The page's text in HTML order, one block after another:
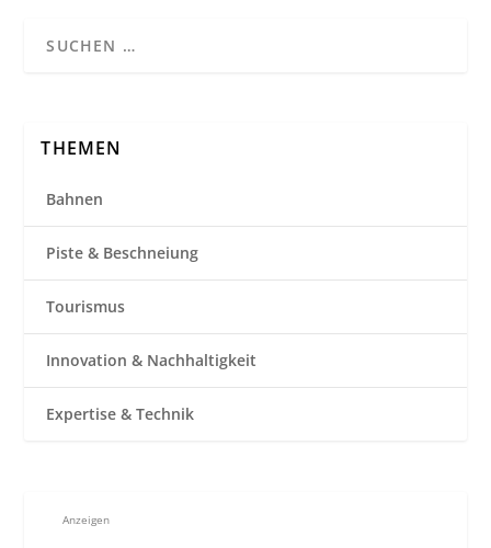
THEMEN
Bahnen
Piste & Beschneiung
Tourismus
Innovation & Nachhaltigkeit
Expertise & Technik
Anzeigen